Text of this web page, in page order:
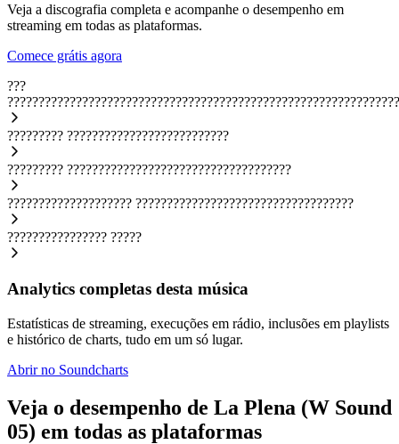
Veja a discografia completa e acompanhe o desempenho em
streaming em todas as plataformas.
Comece grátis agora
???
????????? ??????????????????????????
????????? ????????????????????????????????????
???????????????????? ???????????????????????????????????
???????????????? ?????
Analytics completas desta música
Estatísticas de streaming, execuções em rádio, inclusões em playlists
e histórico de charts, tudo em um só lugar.
Abrir no Soundcharts
Veja o desempenho de La Plena (W Sound
05) em todas as plataformas